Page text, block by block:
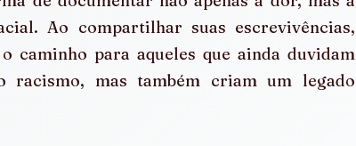
Ao compartilhar suas escrevivências,
caminho para aqueles que ainda duvidam
racismo, mas também criam um legado